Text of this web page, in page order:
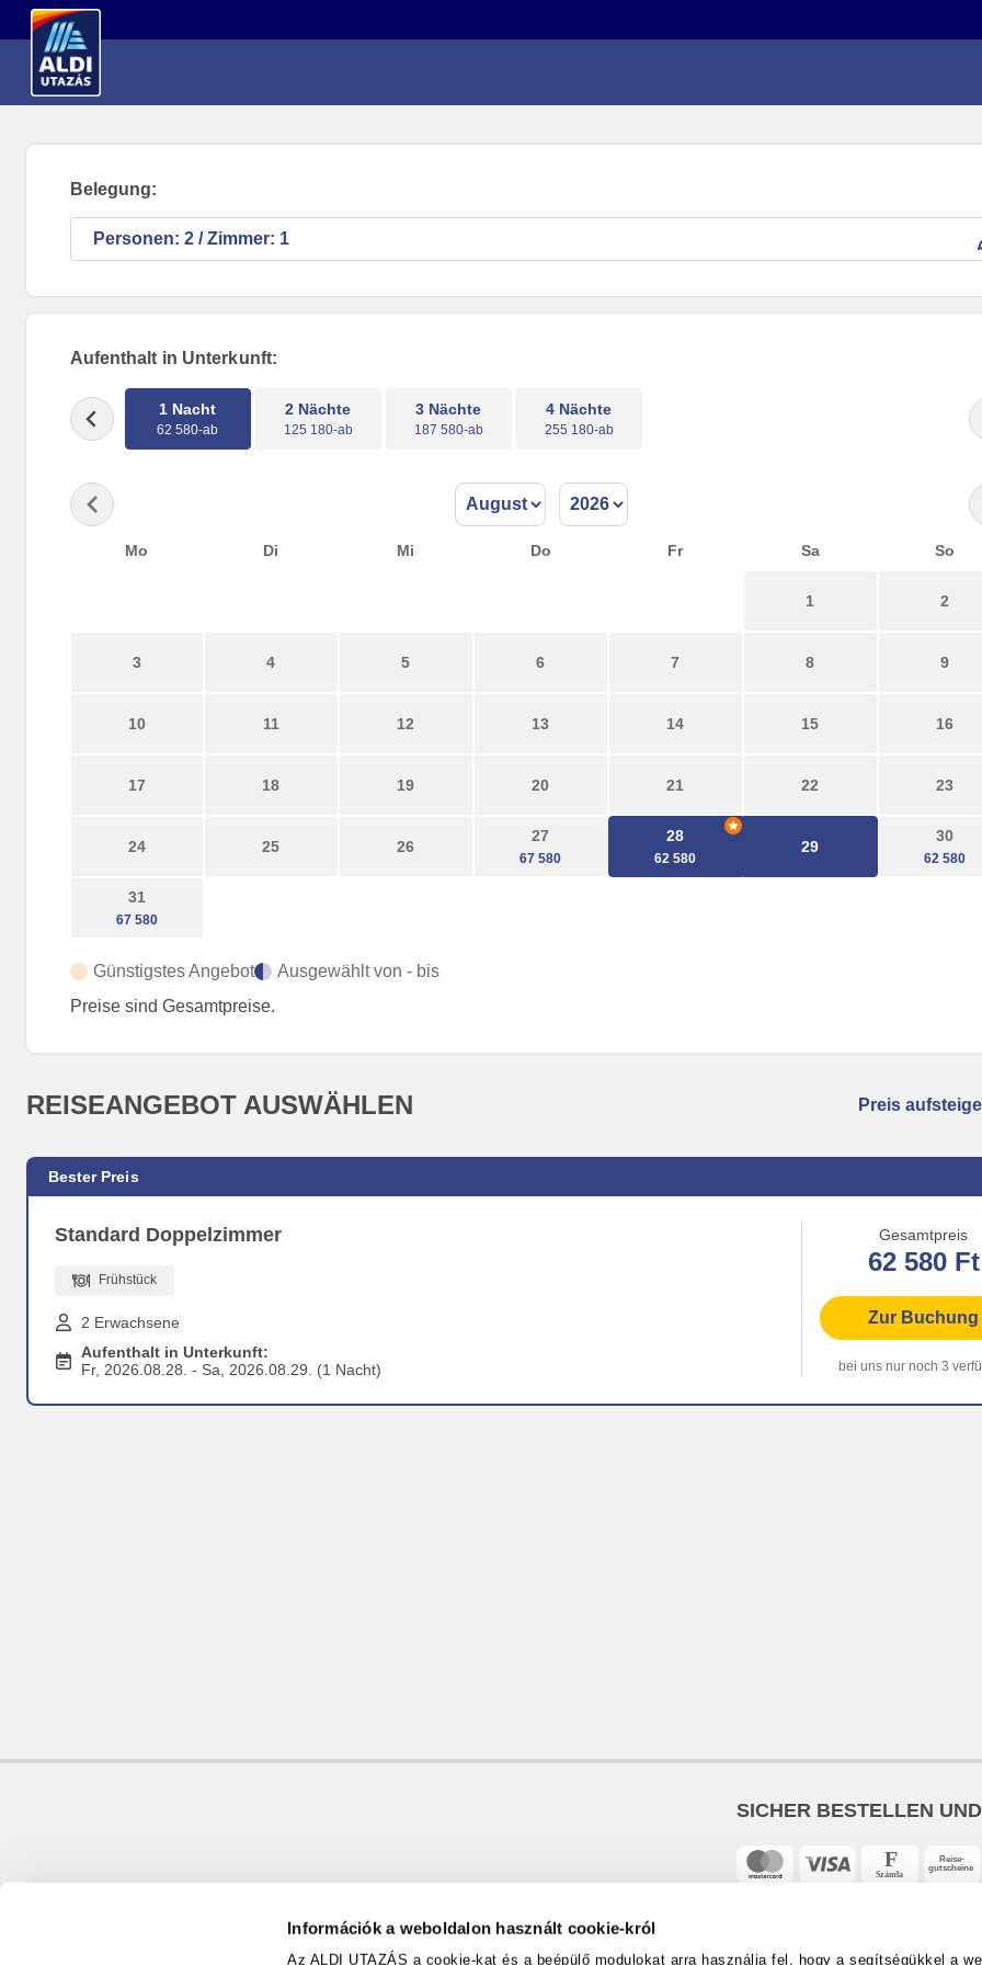
Információk a weboldalon használt cookie-król
Az ALDI UTAZÁS a cookie-kat és a beépülő modulokat arra használja fel, hogy a segítségükkel a
Direkt zum Hauptinhalt
Belegung:
Personen: / Zimmer:
Aufenthalt in Unterkunft:
1 Nacht
62 580-ab
2 Nächte
125 180-ab
3 Nächte
187 580-ab
4 Nächte
255 180-ab
Mo Di Mi Do Fr Sa So
1 2
3 4 5 6 7 8 9
10 11 12 13 14 15 16
17 18 19 20 21 22 23
24 25 26
27 28
29
30
31
Günstigstes Angebot
Ausgewählt von - bis
Preise sind Gesamtpreise.
REISEANGEBOT AUSWÄHLEN Sortierung
Bester Preis
Standard Doppelzimmer
Frühstück
2 Erwachsene
Aufenthalt in Unterkunft:
Fr, 2026.08.28. - Sa, 2026.08.29. (1 Nacht)
Gesamtpreis
62 580 Ft
Zur Buchung
bei uns nur noch 3
SICHER BESTELLEN